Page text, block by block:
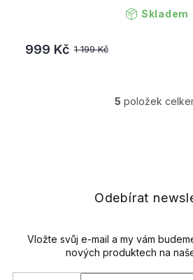
Skladem
1 199 Kč
999 Kč
O
í
v
k
5 položek
Odebírat
Vložte svůj e-mail a my vám
nových produktech na